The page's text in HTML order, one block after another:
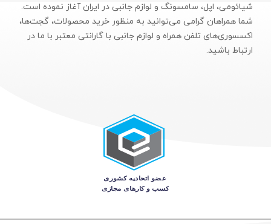
شیائومی، اپل، سامسونگ و لوازم جانبی در ایران آغاز نموده است.
شما همراهان گرامی می‌توانید به منظور خرید محصولات، گجت‌ها،
اکسسوری‌های تلفن همراه و لوازم جانبی با گارانتی معتبر با ما در
ارتباط باشید.